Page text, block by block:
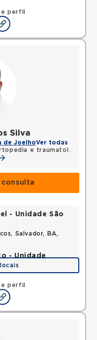
perfil
Silva
de JoelhoVer todas
e traumatologia
consulta
perfil
- Unidade São
Salvador, BA,
- Unidade
Lauro de Freitas,